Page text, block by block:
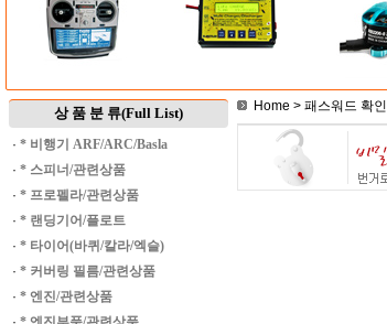
상 품 분 류(Full List)
· * 비행기 ARF/ARC/Basla
· * 스피너/관련상품
· * 프로펠라/관련상품
· * 랜딩기어/플로트
· * 타이어(바퀴/칼라/엑슬)
· * 커버링 필름/관련상품
· * 엔진/관련상품
Home > 패스워드 확인